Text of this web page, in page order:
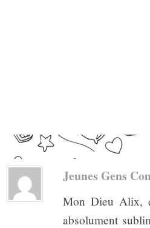
Jeunes Gens
Mon Dieu Alix,
absolument